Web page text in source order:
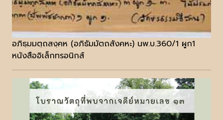
อภิธฺมมตฺถสงฺคห (อภิธัมมัตถสังคหะ) นพ.บ.360/1 ผูก1
หนังสืออิเล็กทรอนิกส์